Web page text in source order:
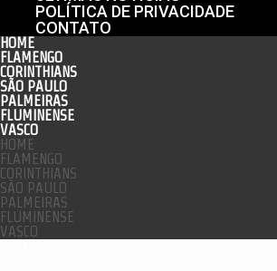
POLÍTICA DE PRIVACIDADE
CONTATO
HOME
FLAMENGO
CORINTHIANS
SÃO PAULO
PALMEIRAS
FLUMINENSE
VASCO
HOME
FLAMENGO
CORINTHIANS
SÃO PAULO
PALMEIRAS
FLUMINENSE
VASCO